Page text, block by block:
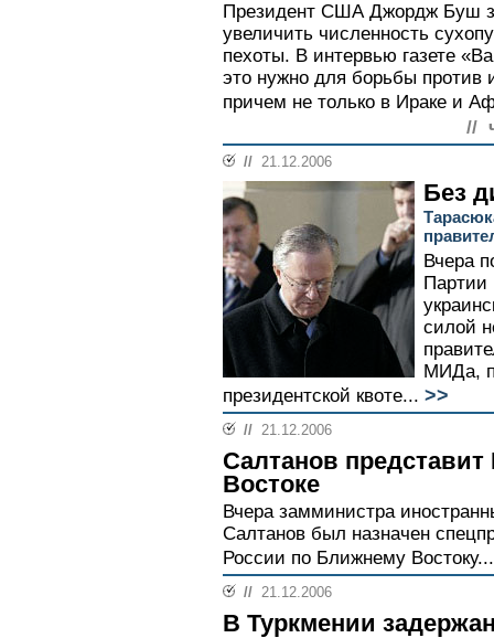
Президент США Джордж Буш
увеличить численность
пехоты. В интервью газете
это нужно для борьбы против
причем не только в Ираке и
//
// 21.12.2006
Без
Вчера
Партии
силой
МИДа,
президентской квоте... >>
// 21.12.2006
Салтанов
Востоке
Вчера замминистра
Салтанов был назначен
России по Ближнему Востоку...
// 21.12.2006
В Туркмении